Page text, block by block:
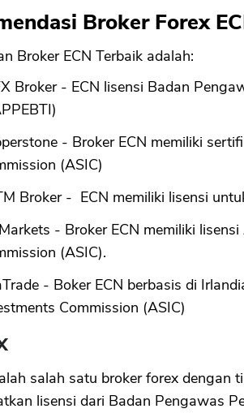
Broker Forex
Broker ECN Terbaik adalah:
Broker - ECN lisensi Badan
- Broker ECN memiliki
(ASIC)
Broker - ECN memiliki lisensi
- Broker ECN memiliki
(ASIC).
- Boker ECN berbasis di
Commission (ASIC)
salah satu broker forex dengan
lisensi dari Badan Pengawas